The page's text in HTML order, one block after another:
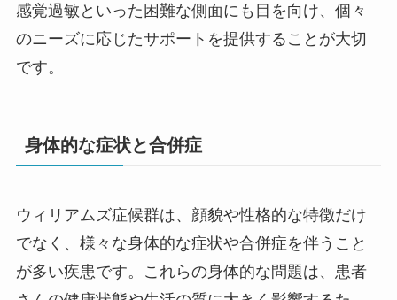
感覚過敏といった困難な側面にも目を向け、個々
のニーズに応じたサポートを提供することが大切
です。
身体的な症状と合併症
ウィリアムズ症候群は、顔貌や性格的な特徴だけ
でなく、様々な身体的な症状や合併症を伴うこと
が多い疾患です。これらの身体的な問題は、患者